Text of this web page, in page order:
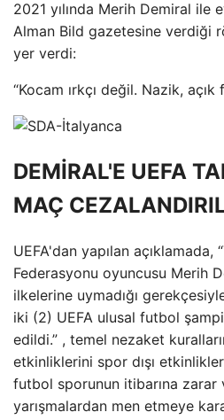
2021 yılında Merih Demiral ile
Alman Bild gazetesine verdiği
yer verdi:
“Kocam ırkçı değil. Nazik,
DEMİRAL'E UEFA
MAÇ
UEFA'dan yapılan açıklamada,
Federasyonu oyuncusu Merih
ilkelerine uymadığı
iki (2) UEFA ulusal futbol
edildi.” , temel nezaket
etkinliklerini spor dışı
futbol sporunun itibarına zarar
yarışmalardan men etmeye